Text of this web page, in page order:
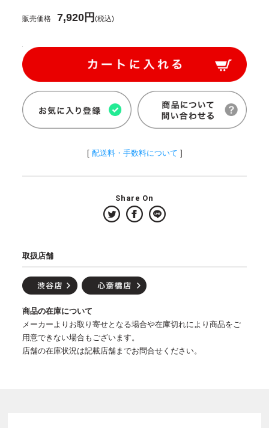
販売価格 7,920円(税込)
[ 配送料・手数料について ]
Share On
取扱店舗
商品の在庫について
メーカーよりお取り寄せとなる場合や在庫切れにより商品をご
用意できない場合もございます。
店舗の在庫状況は記載店舗までお問合せください。